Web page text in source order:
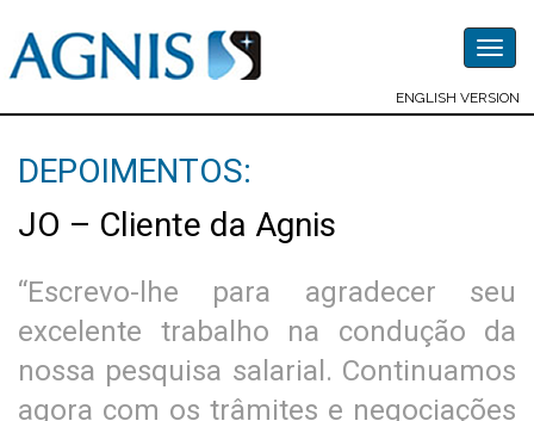
ENGLISH VERSION
DEPOIMENTOS:
JO – Cliente da Agnis
“Escrevo-lhe para agradecer seu
excelente trabalho na condução da
nossa pesquisa salarial. Continuamos
agora com os trâmites e negociações